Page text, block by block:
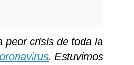
peor crisis de toda la
. Estuvimos